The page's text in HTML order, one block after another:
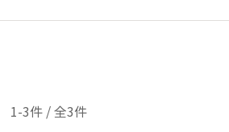
1-3件 / 全3件